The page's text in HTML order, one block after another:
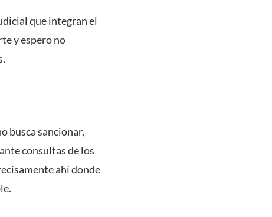
que integran el
y espero no
busca sancionar,
consultas de los
ahí donde